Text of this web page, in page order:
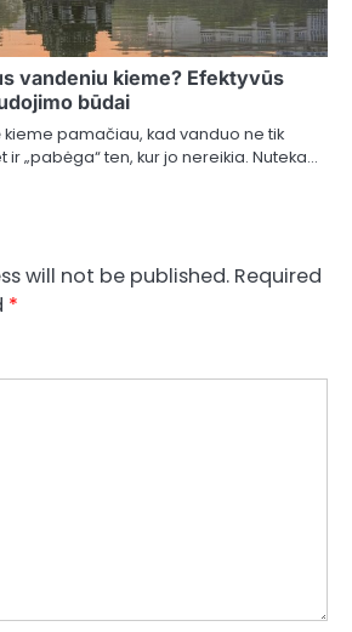
vandeniu kieme? Efektyvūs
būdai
pamačiau, kad vanduo ne tik
„pabėga“ ten, kur jo nereikia. Nuteka…
will not be published. Required
*